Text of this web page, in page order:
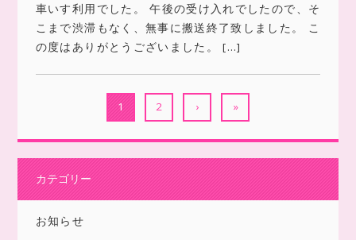
車いす利用でした。 午後の受け入れでしたので、そ
こまで渋滞もなく、無事に搬送終了致しました。 こ
の度はありがとうございました。 […]
1 2 › »
カテゴリー
お知らせ